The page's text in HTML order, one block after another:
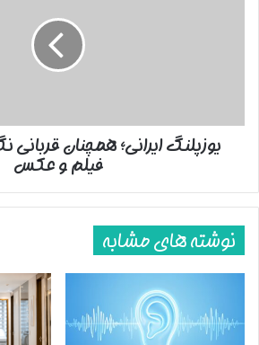
عکس
یوزپلنگ ایرانی؛ همچنان قربانی
فیلم و عکس
نوشته های مشابه